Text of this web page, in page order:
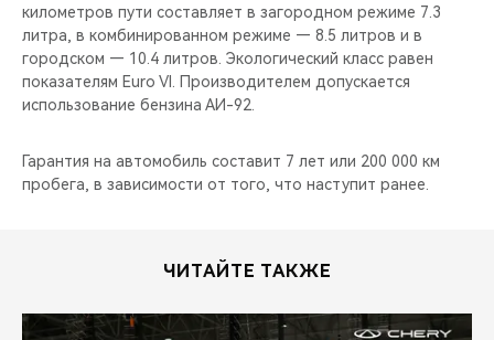
километров пути составляет в загородном режиме 7.3
литра, в комбинированном режиме — 8.5 литров и в
городском — 10.4 литров. Экологический класс равен
показателям Euro VI. Производителем допускается
использование бензина АИ-92.
Гарантия на автомобиль составит 7 лет или 200 000 км
пробега, в зависимости от того, что наступит ранее.
ЧИТАЙТЕ ТАКЖЕ